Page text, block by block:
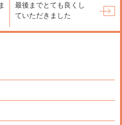
最後までとても良くし
ていただきました